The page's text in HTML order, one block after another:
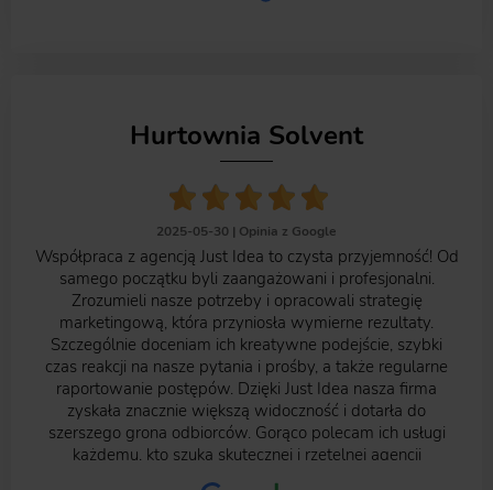
Hurtownia Solvent
2025-05-30 | Opinia z Google
Współpraca z agencją Just Idea to czysta przyjemność! Od
samego początku byli zaangażowani i profesjonalni.
Zrozumieli nasze potrzeby i opracowali strategię
marketingową, która przyniosła wymierne rezultaty.
Szczególnie doceniam ich kreatywne podejście, szybki
czas reakcji na nasze pytania i prośby, a także regularne
raportowanie postępów. Dzięki Just Idea nasza firma
zyskała znacznie większą widoczność i dotarła do
szerszego grona odbiorców. Gorąco polecam ich usługi
każdemu, kto szuka skutecznej i rzetelnej agencji
marketingowej!